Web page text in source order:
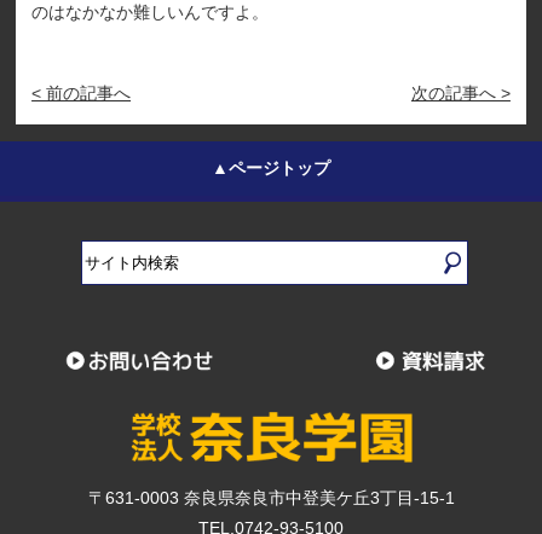
のはなかなか難しいんですよ。
< 前の記事へ 次の記事へ >
▲ページトップ
〒631-0003 奈良県奈良市中登美ケ丘3丁目-15-1
TEL.0742-93-5100